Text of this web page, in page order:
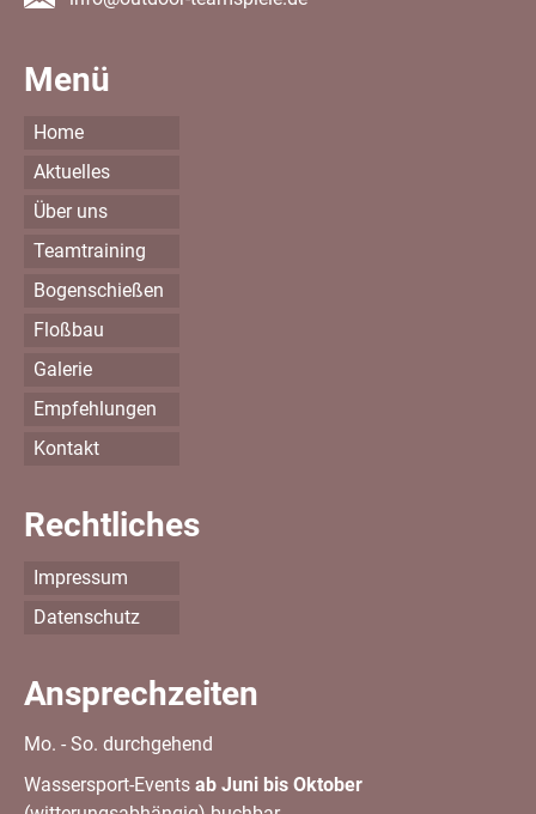
Menü
Home
Aktuelles
Über uns
Teamtraining
Bogenschießen
Floßbau
Galerie
Empfehlungen
Kontakt
Rechtliches
Impressum
Datenschutz
Ansprechzeiten
Mo. - So. durchgehend
Wassersport-Events ab Juni bis Oktober